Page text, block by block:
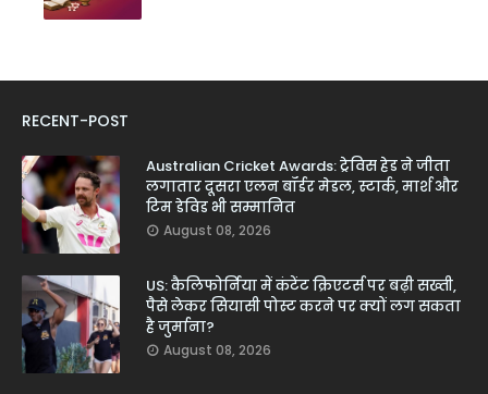
RECENT-POST
Australian Cricket Awards: ट्रेविस हेड ने जीता
लगातार दूसरा एलन बॉर्डर मेडल, स्टार्क, मार्श और
टिम डेविड भी सम्मानित
August 08, 2026
US: कैलिफोर्निया में कंटेंट क्रिएटर्स पर बढ़ी सख्ती,
पैसे लेकर सियासी पोस्ट करने पर क्यों लग सकता
है जुर्माना?
August 08, 2026